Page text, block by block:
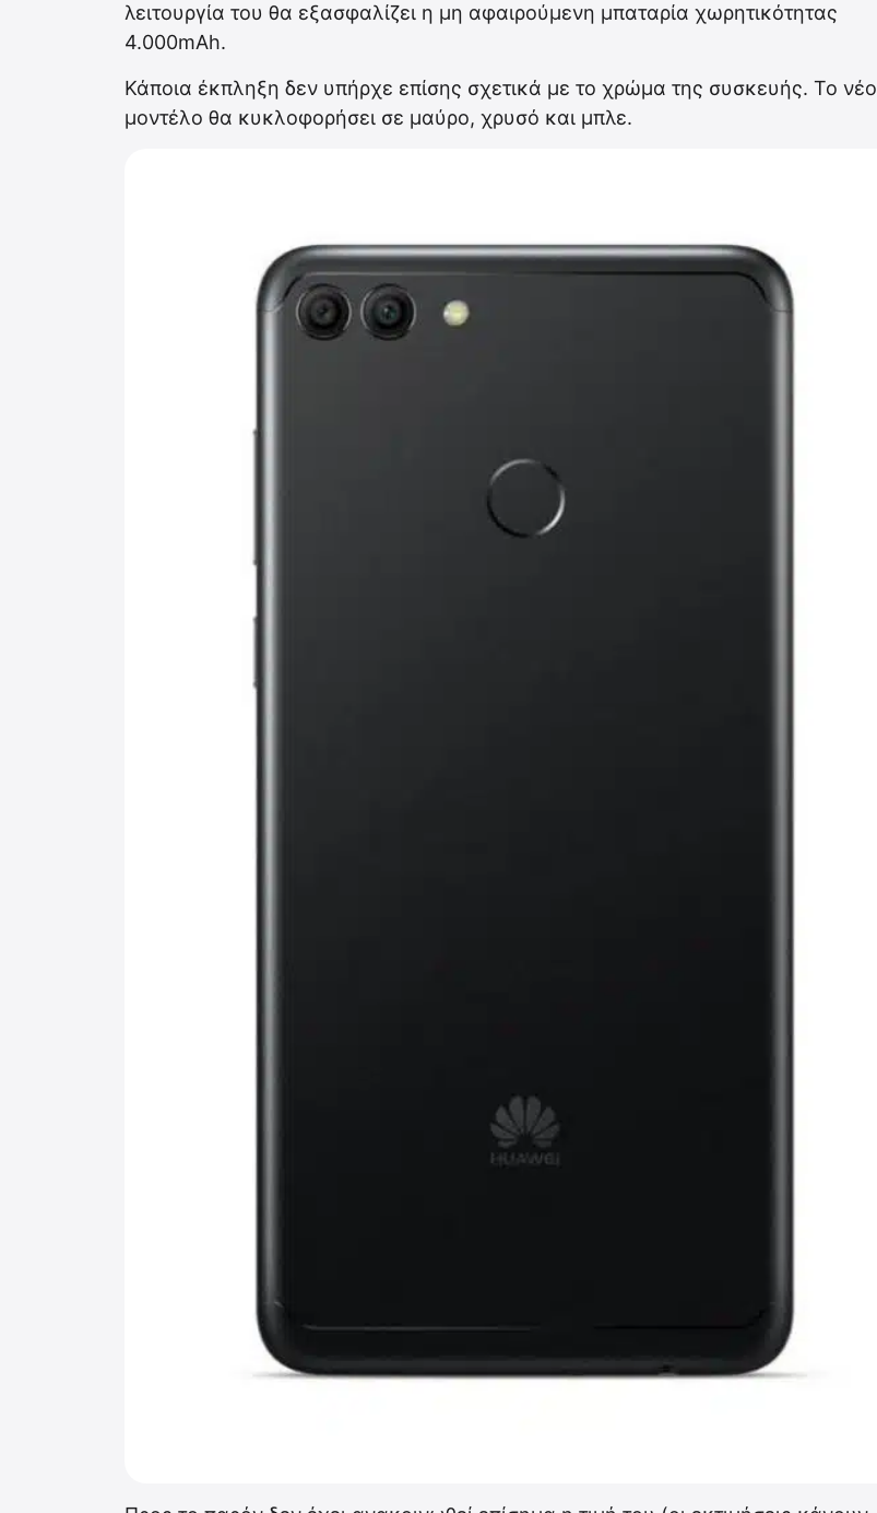
λειτουργία του θα εξασφαλίζει η μη αφαιρούμενη μπαταρία χωρητικότητας
4.000mAh.
Κάποια έκπληξη δεν υπήρχε επίσης σχετικά με το χρώμα της συσκευής. Το νέο
μοντέλο θα κυκλοφορήσει σε μαύρο, χρυσό και μπλε.